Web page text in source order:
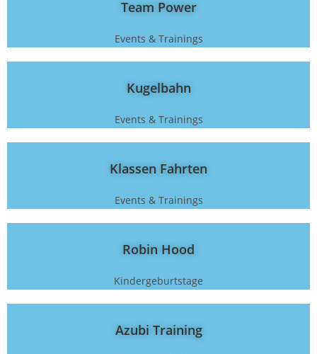
Team Power
Events & Trainings
Kugelbahn
Events & Trainings
Klassen Fahrten
Events & Trainings
Robin Hood
Kindergeburtstage
Azubi Training